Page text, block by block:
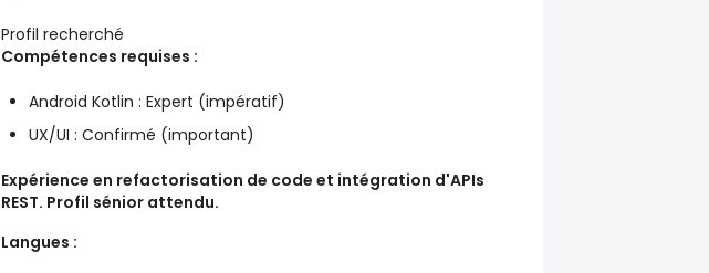
Profil recherché
Compétences requises :
Android Kotlin : Expert (impératif)
UX/UI : Confirmé (important)
Expérience en refactorisation de code et intégration d'APIs
REST. Profil sénior attendu.
Langues :